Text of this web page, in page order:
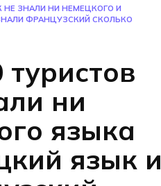
НЕ ЗНАЛИ НИ НЕМЕЦКОГО И
ФРАНЦУЗСКИЙ СКОЛЬКО
ни
языка
язык и